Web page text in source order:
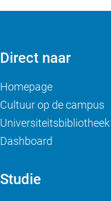
Direct naar
Homepage
Cultuur op de campus
Universiteitsbibliotheek
Dashboard
Studie